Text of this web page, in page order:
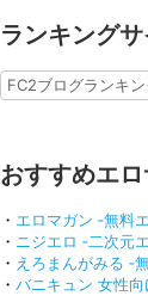
ランキングサ
FC2ブログランキ
おすすめエロ
・ エロマガン ‐無料
・ ニジエロ ‐二次元
・ えろまんがみる ‐
・ バニキュン 女性